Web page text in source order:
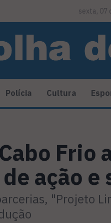
sexta, 07
Polícia Cultura
Frio
ação e
"Projeto